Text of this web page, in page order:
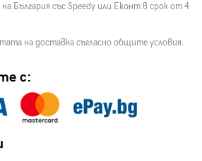
България със Speedy или Еконт в срок от 4
на доставка съгласно общите условия.
с: